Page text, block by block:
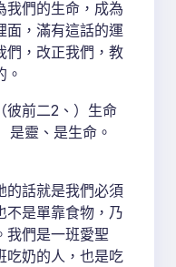
我們的生命，成為
面，滿有這話的運
們，改正我們，教
前二2、）生命
是靈、是生命。
的話就是我們必須
不是單靠食物，乃
我們是一班愛聖
吃奶的人，也是吃